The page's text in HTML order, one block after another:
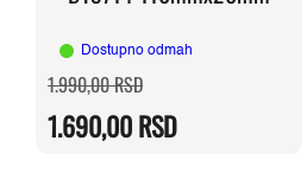
Dostupno odmah
1.990,00RSDOriginalna
cena
bila:
1.990,00 RSD.
1.690,00RSD
Trenutna
cena
1.690,00 RSD.